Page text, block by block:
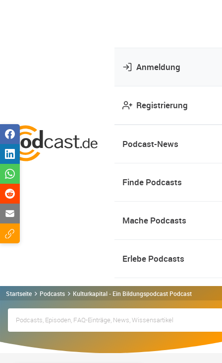
Anmeldung
Registrierung
Podcast-News
Finde Podcasts
Mache Podcasts
Erlebe Podcasts
Startseite Podcasts Kulturkapital - Ein Bildungspodcast Podcast